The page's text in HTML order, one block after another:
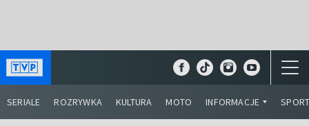
SERIALE ROZRYWKA KULTURA MOTO INFORMACJE